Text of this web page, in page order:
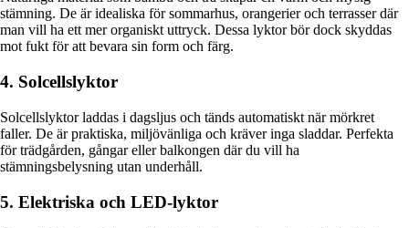
stämning. De är idealiska för sommarhus, orangerier och terrasser där
man vill ha ett mer organiskt uttryck. Dessa lyktor bör dock skyddas
mot fukt för att bevara sin form och färg.
4. Solcellslyktor
Solcellslyktor laddas i dagsljus och tänds automatiskt när mörkret
faller. De är praktiska, miljövänliga och kräver inga sladdar. Perfekta
för trädgården, gångar eller balkongen där du vill ha
stämningsbelysning utan underhåll.
5. Elektriska och LED-lyktor